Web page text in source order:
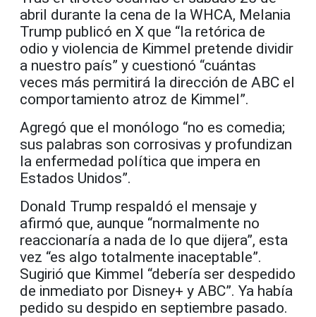
abril durante la cena de la WHCA, Melania
Trump publicó en X que “la retórica de
odio y violencia de Kimmel pretende dividir
a nuestro país” y cuestionó “cuántas
veces más permitirá la dirección de ABC el
comportamiento atroz de Kimmel”.
Agregó que el monólogo “no es comedia;
sus palabras son corrosivas y profundizan
la enfermedad política que impera en
Estados Unidos”.
Donald Trump respaldó el mensaje y
afirmó que, aunque “normalmente no
reaccionaría a nada de lo que dijera”, esta
vez “es algo totalmente inaceptable”.
Sugirió que Kimmel “debería ser despedido
de inmediato por Disney+ y ABC”. Ya había
pedido su despido en septiembre pasado.